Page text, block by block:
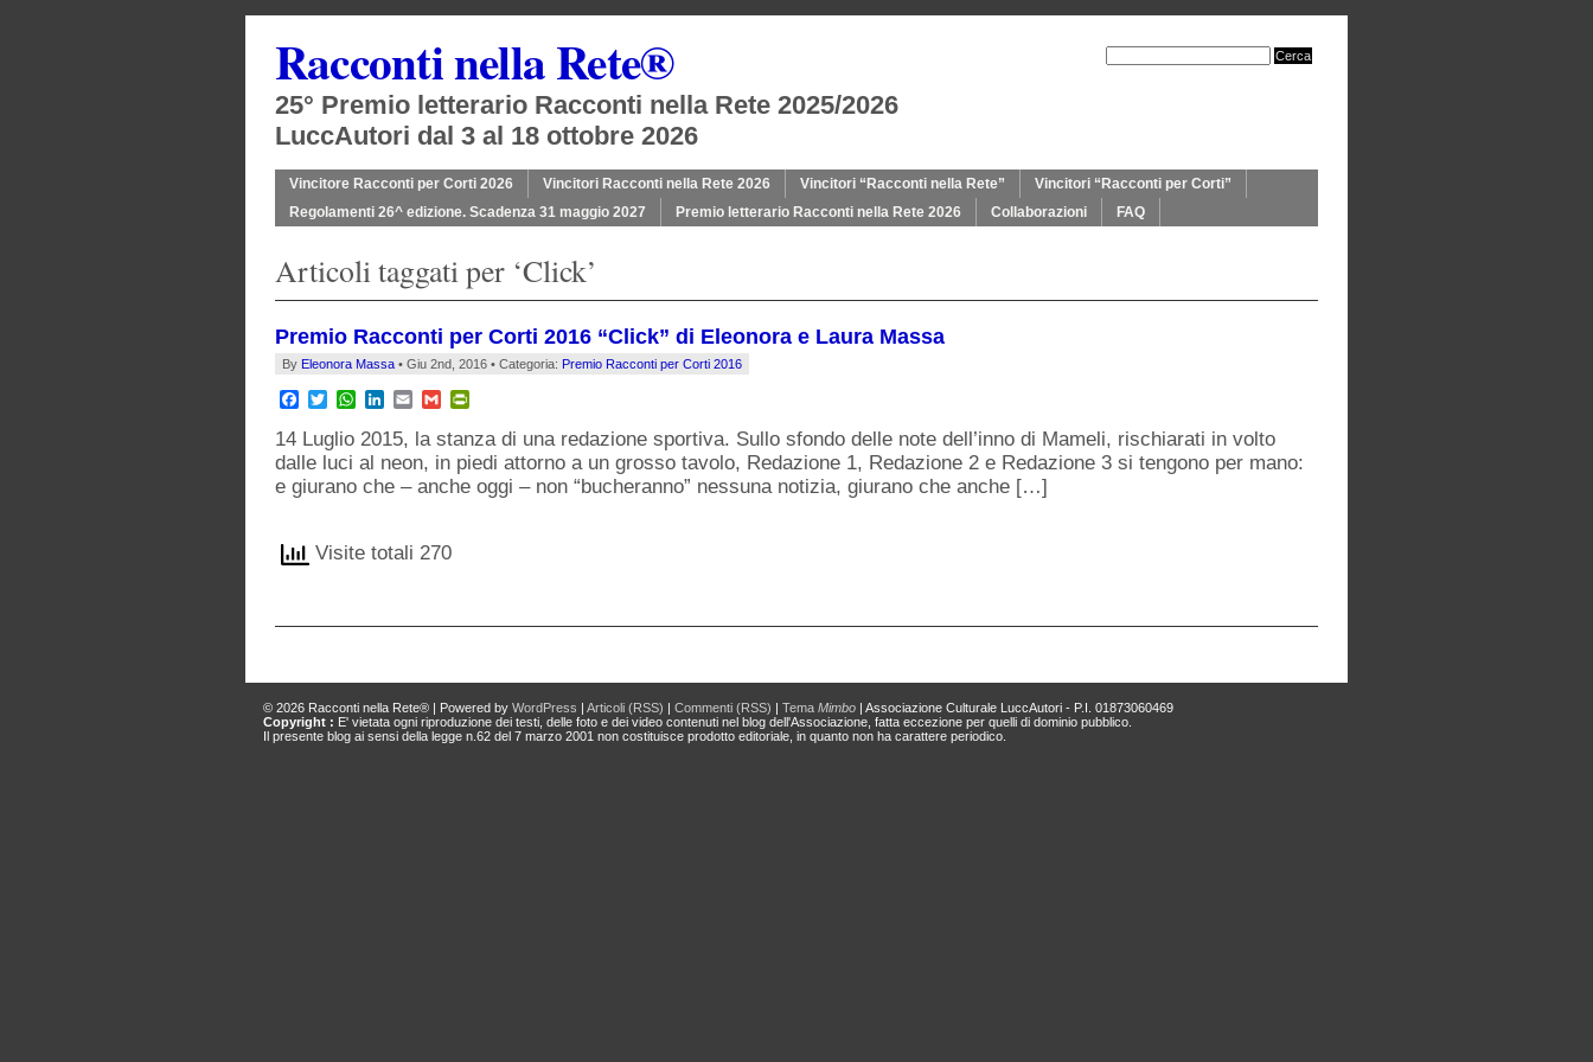
Racconti nella Rete®
25° Premio letterario Racconti nella Rete 2025/2026
LuccAutori dal 3 al 18 ottobre 2026
Vincitore Racconti per Corti 2026 Vincitori Racconti nella Rete 2026 Vincitori “Racconti nella Rete”
Vincitori “Racconti per Corti”
Regolamenti 26^ edizione. Scadenza 31 maggio 2027
Premio letterario Racconti nella Rete 2026 Collaborazioni FAQ
Articoli taggati per ‘Click’
Premio Racconti per Corti 2016 “Click” di Eleonora e Laura Massa
By Eleonora Massa • Giu 2nd, 2016 • Categoria: Premio Racconti per Corti 2016
Facebook
TwitterWhatsApp
LinkedIn
EmailGmail
14 Luglio 2015, la stanza di una redazione sportiva. Sullo sfondo delle note dell’inno di Mameli, rischiarati in volto
dalle luci al neon, in piedi attorno a un grosso tavolo, Redazione 1, Redazione 2 e Redazione 3 si tengono per mano:
e giurano che – anche oggi – non “bucheranno” nessuna notizia, giurano che anche […]
Visite totali 270
© 2026 Racconti nella Rete® | Powered by WordPress | Articoli (RSS) | Commenti (RSS) | Tema Mimbo | Associazione Culturale LuccAutori - P.I. 01873060469
Copyright : E' vietata ogni riproduzione dei testi, delle foto e dei video contenuti nel blog dell'Associazione, fatta eccezione per quelli di dominio pubblico.
Il presente blog ai sensi della legge n.62 del 7 marzo 2001 non costituisce prodotto editoriale, in quanto non ha carattere periodico.